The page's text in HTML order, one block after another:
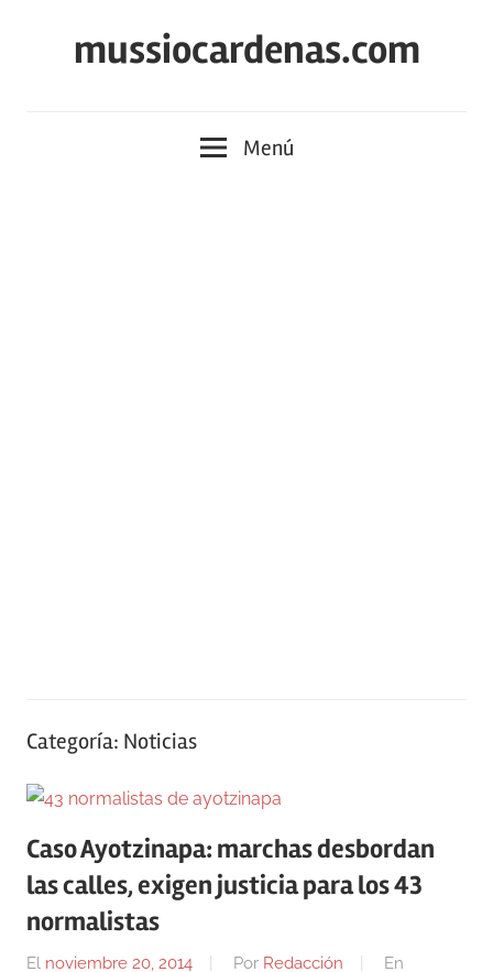
mussiocardenas.com
Menú
Categoría: Noticias
Caso Ayotzinapa: marchas desbordan
las calles, exigen justicia para los 43
normalistas
El noviembre 20, 2014 Por Redacción
En